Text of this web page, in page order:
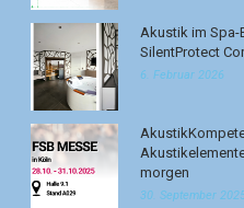
Akustik im Spa-
SilentProtect
6. Februar 2026
morgen
30. September